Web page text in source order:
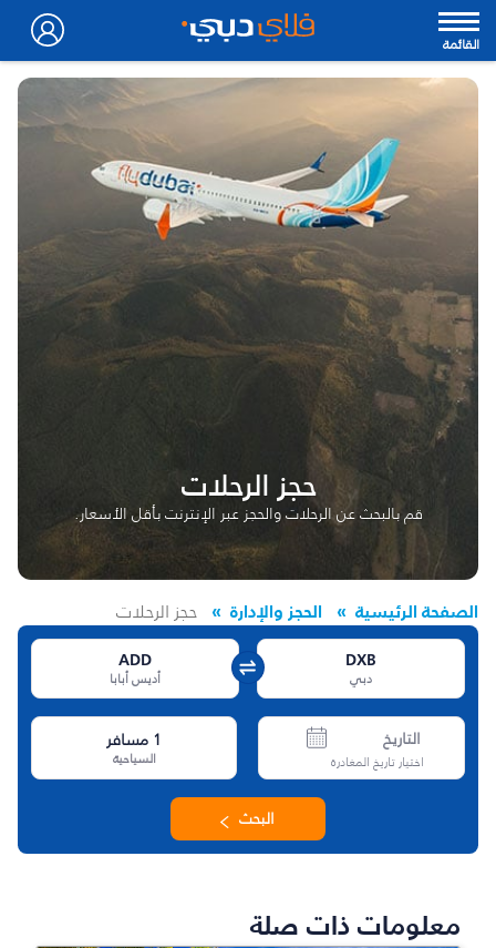
القائمة
حجز الرحلات
قم بالبحث عن الرحلات والحجز عبر الإنترنت بأقل الأسعار.
الصفحة الرئيسية الحجز والإدارة
حجز الرحلات
DXB
دبي
ADD
أديس أبابا
التاريخ
اختيار تاريخ المغادرة
1 مسافر
السياحية
البحث
معلومات ذات صلة